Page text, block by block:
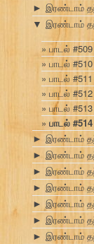
► இரண்டாம்
▼ இரண்டாம்
பாடல் #509
பாடல் #510
பாடல் #511
பாடல் #512
பாடல் #513
பாடல் #514
► இரண்டாம்
► இரண்டாம்
► இரண்டாம்
► இரண்டாம்
► இரண்டாம்
► இரண்டாம்
► இரண்டாம்